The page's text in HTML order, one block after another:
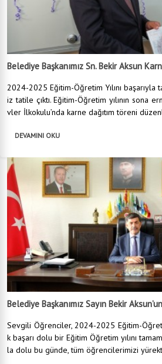
Belediye Başkanımız Sn. Bekir Aksun
2024-2025 Eğitim-Öğretim Yılını
iz tatile çıktı. Eğitim-Öğretim yılının sona
vler İlkokulu’nda karne dağıtım töreni
DEVAMINI OKU
Belediye Başkanımız Sayın Bekir
Sevgili Öğrenciler, 2024-2025 Eğitim-
k başarı dolu bir Eğitim Öğretim yılını
la dolu bu günde, tüm öğrencilerimizi